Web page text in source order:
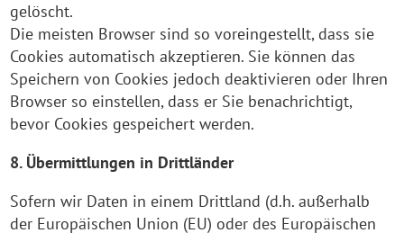
gelöscht.
Die meisten Browser sind so voreingestellt, dass sie
Cookies automatisch akzeptieren. Sie können das
Speichern von Cookies jedoch deaktivieren oder Ihren
Browser so einstellen, dass er Sie benachrichtigt,
bevor Cookies gespeichert werden.
8. Übermittlungen in Drittländer
Sofern wir Daten in einem Drittland (d.h. außerhalb
der Europäischen Union (EU) oder des Europäischen